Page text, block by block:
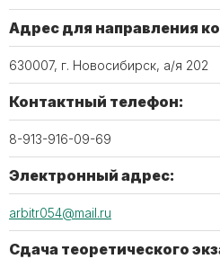
Адрес для направления
630007, г. Новосибирск, а/я 202
Контактный телефон:
8-913-916-09-69
Электронный адрес:
arbitr054@mail.ru
Сдача теоретического